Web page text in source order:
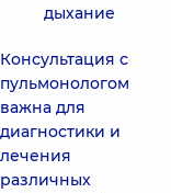
дыхание
Консультация с
пульмонологом
важна для
диагностики и
лечения
различных